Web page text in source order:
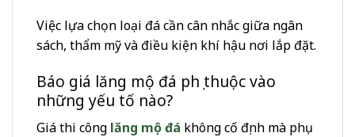
Việc lựa chọn loại đá cần cân nhắc giữa ngân
sách, thẩm mỹ và điều kiện khí hậu nơi lắp đặt.
Báo giá lăng mộ đá phụ thuộc vào
những yếu tố nào?
Giá thi công lăng mộ đá không cố định mà phụ